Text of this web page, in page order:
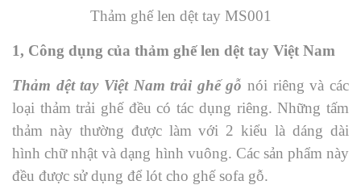
Thảm ghế len dệt tay MS001
1, Công dụng của thảm ghế len dệt tay Việt Nam
Thảm dệt tay Việt Namtrải ghế gỗnói riêng và các
loại thảm trải ghế đều có tác dụng riêng. Những tấm
thảm này thường được làm với 2 kiểu là dáng dài
hình chữ nhật và dạng hình vuông. Các sản phẩm này
đều được sử dụng để lót cho ghế sofa gỗ.